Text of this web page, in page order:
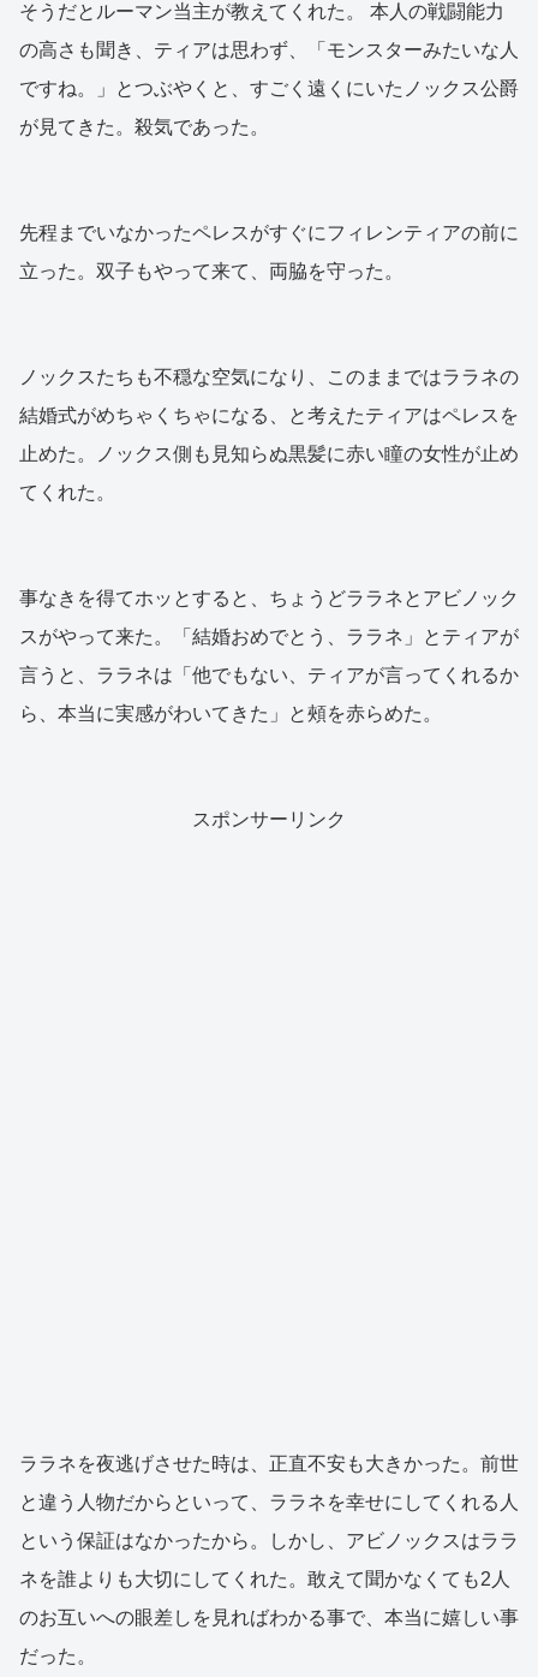
そうだとルーマン当主が教えてくれた。 本人の戦闘能力
の高さも聞き、ティアは思わず、「モンスターみたいな人
ですね。」とつぶやくと、すごく遠くにいたノックス公爵
が見てきた。殺気であった。
先程までいなかったペレスがすぐにフィレンティアの前に
立った。双子もやって来て、両脇を守った。
ノックスたちも不穏な空気になり、このままではララネの
結婚式がめちゃくちゃになる、と考えたティアはペレスを
止めた。ノックス側も見知らぬ黒髪に赤い瞳の女性が止め
てくれた。
事なきを得てホッとすると、ちょうどララネとアビノック
スがやって来た。「結婚おめでとう、ララネ」とティアが
言うと、ララネは「他でもない、ティアが言ってくれるか
ら、本当に実感がわいてきた」と頰を赤らめた。
スポンサーリンク
ララネを夜逃げさせた時は、正直不安も大きかった。前世
と違う人物だからといって、ララネを幸せにしてくれる人
という保証はなかったから。しかし、アビノックスはララ
ネを誰よりも大切にしてくれた。敢えて聞かなくても2人
のお互いへの眼差しを見ればわかる事で、本当に嬉しい事
だった。